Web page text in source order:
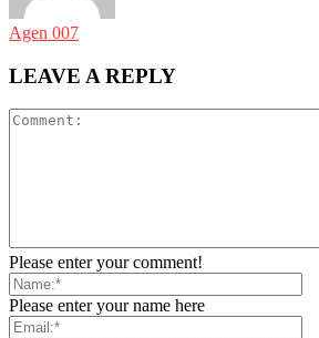
Agen 007
LEAVE A REPLY
Please enter your comment!
Please enter your name here